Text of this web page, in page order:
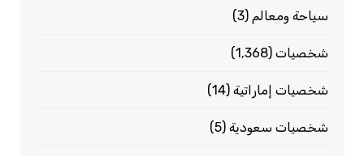
سياحة ومعالم (3)
شخصيات(1٬368)
شخصيات إماراتية(14)
شخصيات سعودية(5)